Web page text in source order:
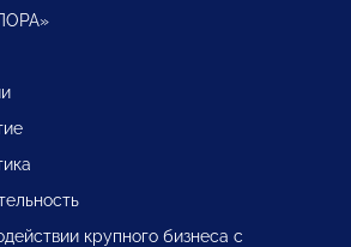
крупного бизнеса с